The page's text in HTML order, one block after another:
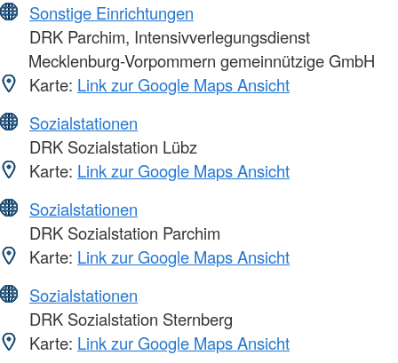
Sonstige Einrichtungen
DRK Parchim, Intensivverlegungsdienst
Mecklenburg-Vorpommern gemeinnützige GmbH
Karte: Link zur Google Maps Ansicht
Sozialstationen
DRK Sozialstation Lübz
Karte: Link zur Google Maps Ansicht
Sozialstationen
DRK Sozialstation Parchim
Karte: Link zur Google Maps Ansicht
Sozialstationen
DRK Sozialstation Sternberg
Karte: Link zur Google Maps Ansicht